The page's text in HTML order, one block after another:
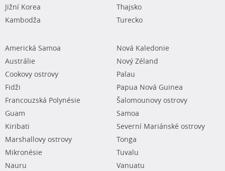
Jižní Korea
Kambodža
Thajsko
Turecko
Americká Samoa
Austrálie
Cookovy ostrovy
Fidži
Francouzská Polynésie
Guam
Kiribati
Marshallovy ostrovy
Mikronésie
Nauru
Nová Kaledonie
Nový Zéland
Palau
Papua Nová Guinea
Šalomounovy ostrovy
Samoa
Severní Mariánské ostrovy
Tonga
Tuvalu
Vanuatu